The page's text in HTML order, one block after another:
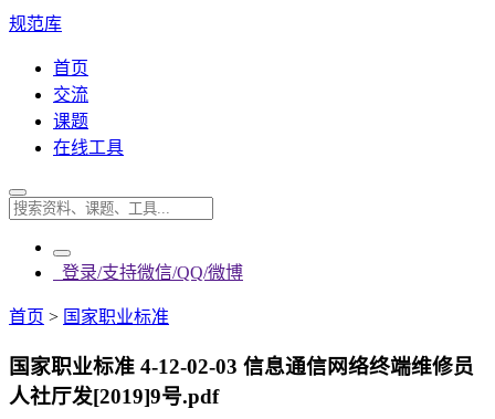
规范库
首页
交流
课题
在线工具
登录/支持微信/QQ/微博
首页 > 国家职业标准
国家职业标准 4-12-02-03 信息通信网络终端维修员
人社厅发[2019]9号.pdf